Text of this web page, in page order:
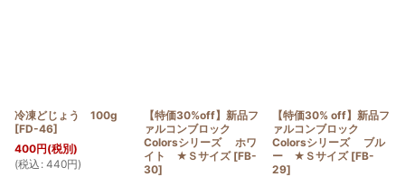
冷凍どじょう 100g
[FD-46]
400円(税別)
(税込 : 440円)
【特価30%off】新品フ
ァルコンブロック
Colorsシリーズ ホワ
イト ★Ｓサイズ [FB-
30]
【特価30% off】新品フ
ァルコンブロック
Colorsシリーズ ブル
ー ★Ｓサイズ [FB-
29]